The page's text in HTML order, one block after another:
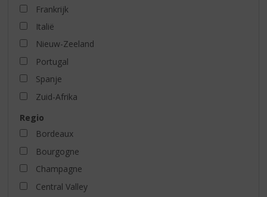
Frankrijk
Italië
Nieuw-Zeeland
Portugal
Spanje
Zuid-Afrika
Regio
Bordeaux
Bourgogne
Champagne
Central Valley